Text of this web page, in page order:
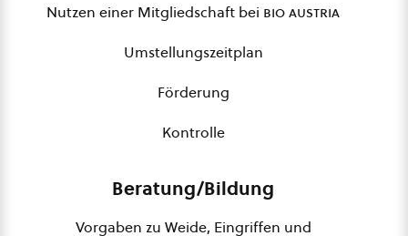
Nutzen einer Mitgliedschaft bei bio austria
Umstellungszeitplan
Förderung
Kontrolle
Beratung/Bildung
Vorgaben zu Weide, Eingriffen und